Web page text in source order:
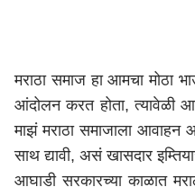
मराठा समाज हा आमचा मोठा
आंदोलन करत होता, त्यावेळी
माझं मराठा समाजाला आवाहन
साथ द्यावी, असं खासदार
आघाडी सरकारच्या काळात